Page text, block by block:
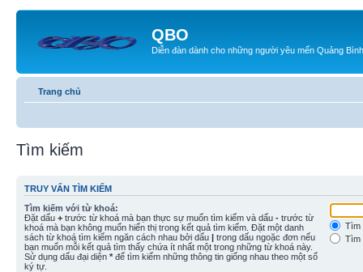
QBO
Diễn đàn dành cho những người yêu mến Quảng Bình
Trang chủ
Tìm kiếm
TRUY VẤN TÌM KIẾM
Tìm kiếm với từ khoá:
Đặt dấu + trước từ khoá mà bạn thực sự muốn tìm kiếm và dấu - trước từ
khoá mà bạn không muốn hiển thị trong kết quả tìm kiếm. Đặt một danh
sách từ khoá tìm kiếm ngăn cách nhau bởi dấu | trong dấu ngoặc đơn nếu
bạn muốn mỗi kết quả tìm thấy chứa ít nhất một trong những từ khoá này.
Sử dụng dấu đại diện * để tìm kiếm những thông tin giống nhau theo một số
ký tự.
Tìm
Tìm